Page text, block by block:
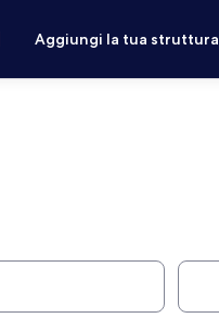
Aggiungi la tua struttura